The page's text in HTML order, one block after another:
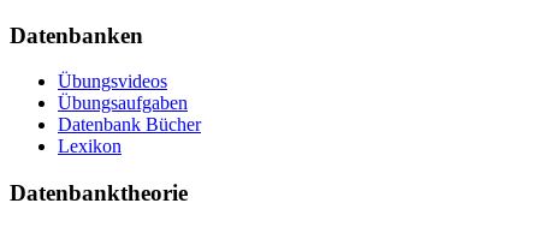
Datenbanken
Übungsvideos
Übungsaufgaben
Datenbank Bücher
Lexikon
Datenbanktheorie